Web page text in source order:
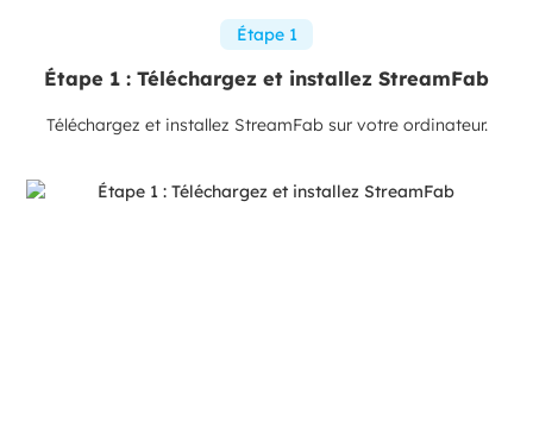
Étape 1
Étape 1 : Téléchargez et installez StreamFab
Téléchargez et installez StreamFab sur votre ordinateur.